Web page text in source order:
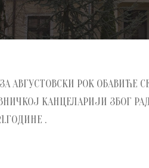
АВГУСТОВСКИ РОК ОБАВИЋЕ
КАНЦЕЛАРИЈИ ЗБОГ
.